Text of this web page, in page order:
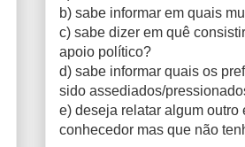
b) sabe informar em quais
c) sabe dizer em quê
apoio político?
d) sabe informar quais os
sido assediados/
e) deseja relatar algum outro
conhecedor mas que não